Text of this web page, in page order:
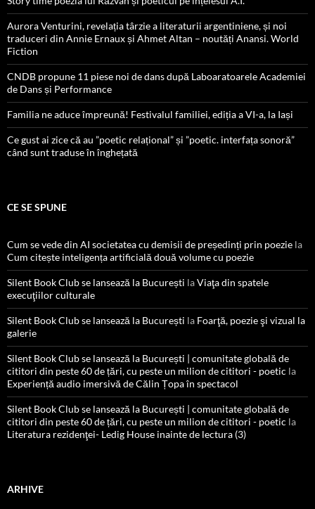
Aurora Venturini, revelația târzie a literaturii argentiniene, și noi
traduceri din Annie Ernaux și Ahmet Altan – noutăți Anansi. World
Fiction
CNDB propune 11 piese noi de dans după Laboaratoarele Academiei
de Dans și Performance
Familia ne aduce împreună! Festivalul familiei, ediția a VI-a, la Iași
Ce gust ai zice că au ”poetic relațional” și ”poetic. interfața sonoră”
când sunt traduse în înghețată
CE SE SPUNE
Cum se vede din AI societatea cu demisii de președinți prin poezie la
Cum citește inteligența artificială două volume cu poezie
Silent Book Club se lansează la București laViaţa din spatele
execuţiilor culturale
Silent Book Club se lansează la București la Foarţă, poezie şi vizual la
galerie
Silent Book Club se lansează la București | comunitate globală de
cititori din peste 60 de țări, cu peste un milion de cititori - poetic la
Experiență audio imersivă de Călin Țopa în spectacol
Silent Book Club se lansează la București | comunitate globală de
cititori din peste 60 de țări, cu peste un milion de cititori - poetic la
Literatura rezidenţei- Ledig House inainte de lectura (3)
ARHIVE